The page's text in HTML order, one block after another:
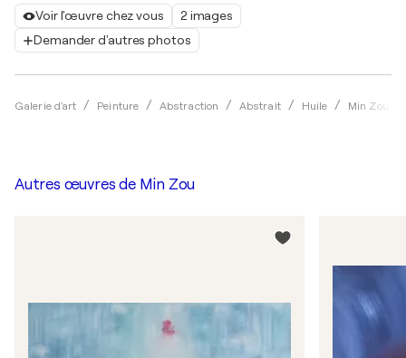
Voir l'œuvre chez vous
2 images
Demander d'autres photos
Galerie d'art Peinture Abstraction Abstrait Huile Min Zou
Autres œuvres de Min Zou